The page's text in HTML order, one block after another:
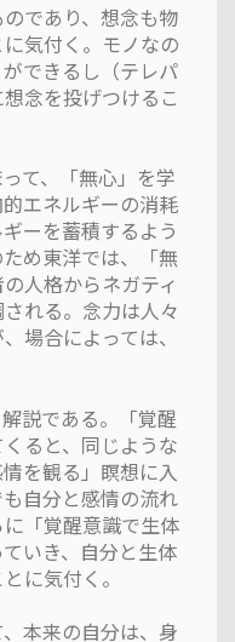
であり、想念も物
気付く。モノなの
できるし（テレパ
念を投げつけるこ
て、「無心」を学
エネルギーの消耗
ーを蓄積するよう
め東洋では、「無
人格からネガティ
れる。念力は人々
場合によっては、
説である。「覚醒
ると、同じような
を観る」瞑想に入
自分と感情の流れ
「覚醒意識で生体
いき、自分と生体
に気付く。
本来の自分は、身